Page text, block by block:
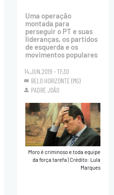
Uma operação
montada para
perseguir o PT e suas
lideranças, os partidos
de esquerda e os
movimentos populares
14.JUN.2019 - 17:30
BELO HORIZONTE (MG)
PADRE JOÃO
Moro é criminoso e toda equipe
da força tarefa|Crédito: Lula
Marques